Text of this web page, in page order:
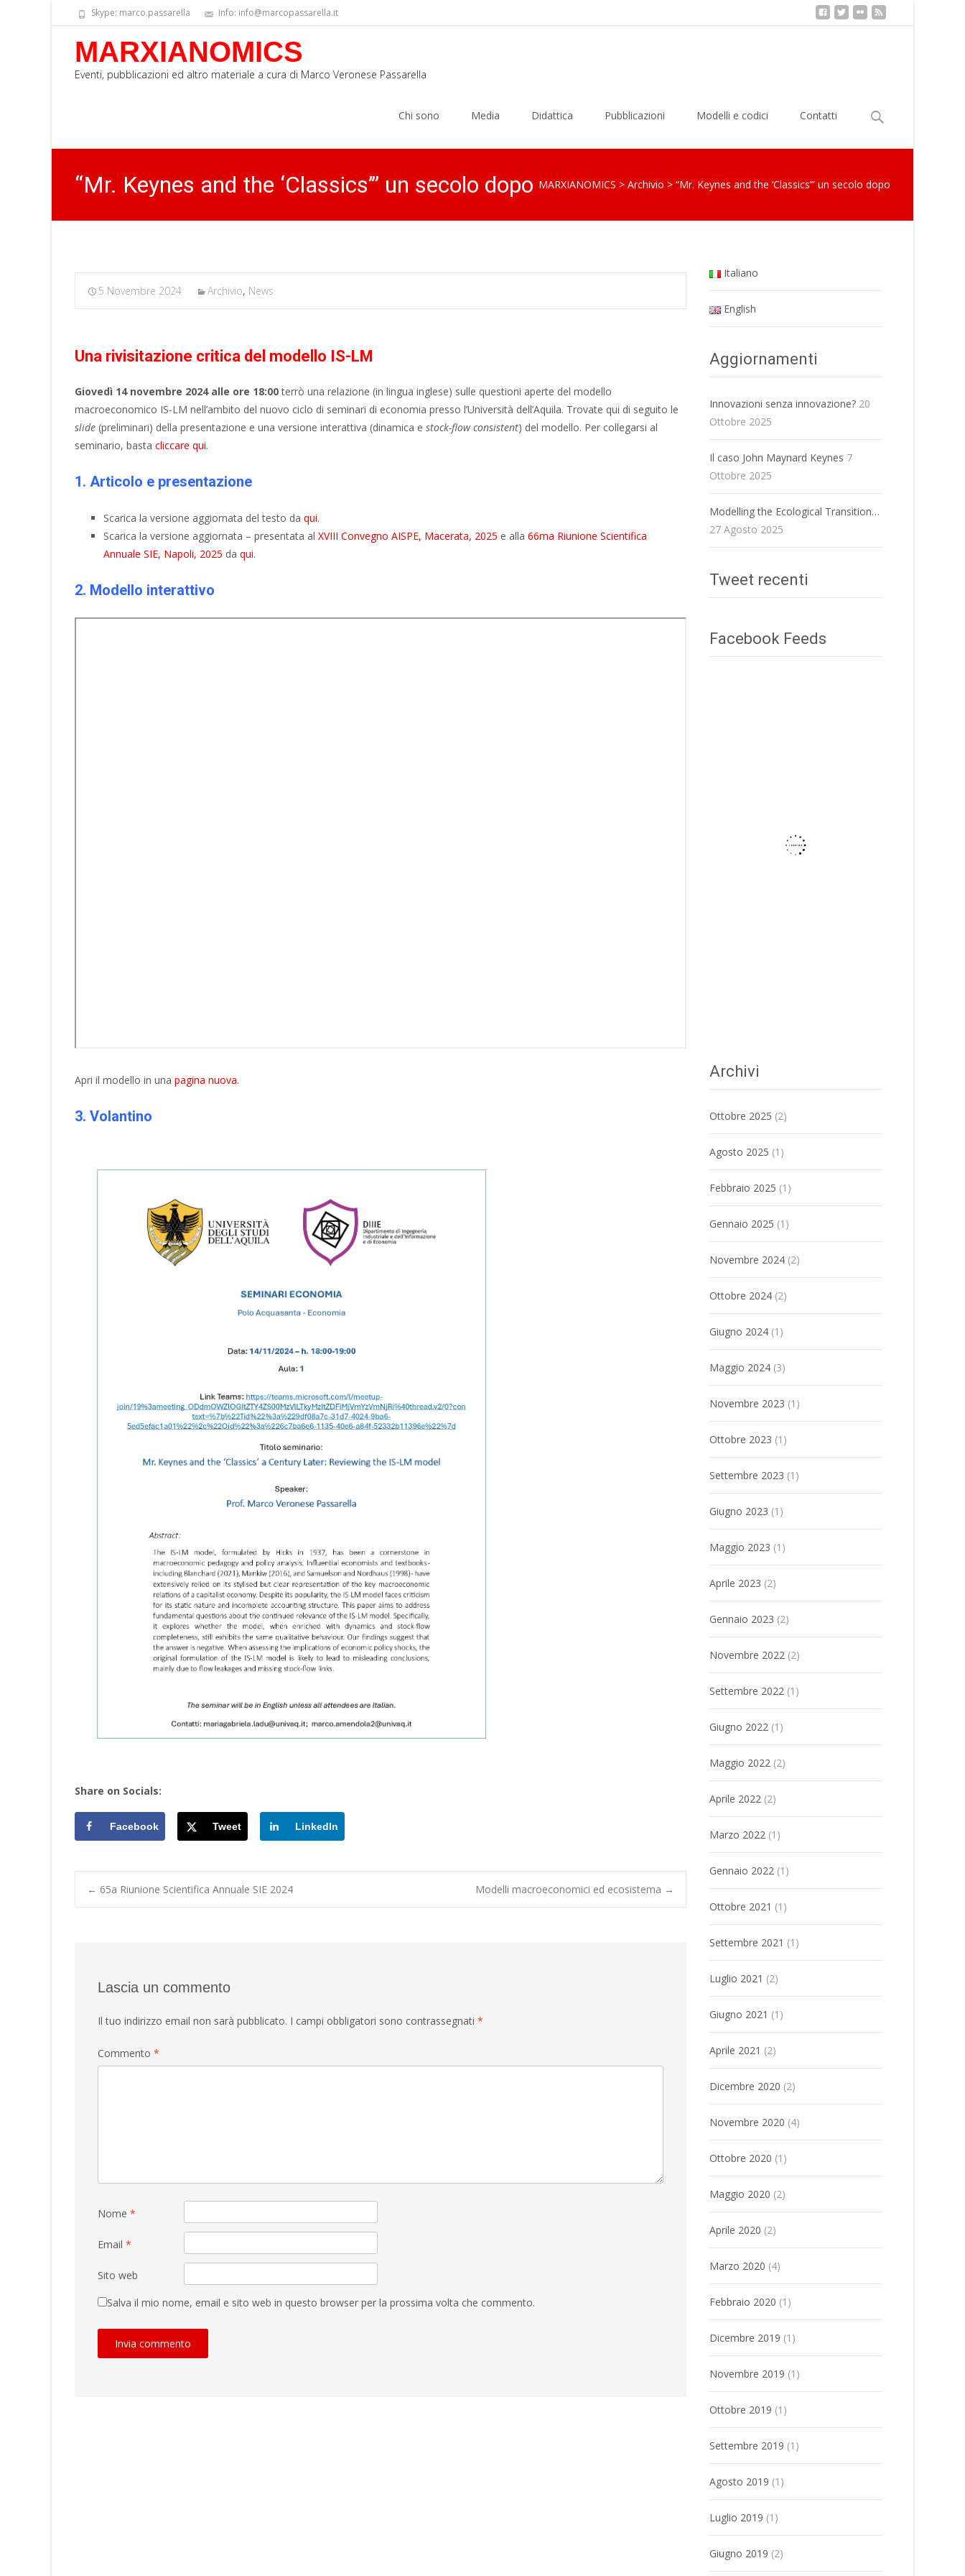
Skype: marco.passarella Info: info@marcopassarella.it
MARXIANOMICS
Eventi, pubblicazioni ed altro materiale a cura di Marco Veronese Passarella
Chi sono Media Didattica Pubblicazioni Modelli e codici Contatti
Ricerca
“Mr. Keynes and the ‘Classics’” un secolo dopo MARXIANOMICS > Archivio > “Mr. Keynes and the ‘Classics’” un secolo dopo
5 Novembre 2024 Archivio, News
Una rivisitazione critica del modello IS-LM
Giovedì 14 novembre 2024 alle ore 18:00terrò una relazione (in lingua inglese) sulle questioni aperte del modello
macroeconomico IS-LM nell’ambito del nuovo ciclo di seminari di economia presso l’Università dell’Aquila. Trovate qui di seguito le
slide (preliminari) della presentazione e una versione interattiva (dinamica e stock-flow consistent) del modello. Per collegarsi al
seminario, basta cliccare qui.
1. Articolo e presentazione
Scarica la versione aggiornata del testo da qui.
Scarica la versione aggiornata – presentata al XVIII Convegno AISPE, Macerata, 2025 e alla 66ma Riunione Scientifica
Annuale SIE, Napoli, 2025 da qui.
2. Modello interattivo
Apri il modello in una pagina nuova.
3. Volantino
Share on Socials:
Facebook Tweet LinkedIn
Post
← 65a Riunione Scientifica Annuale SIE 2024 Modelli macroeconomici ed ecosistema →
Lascia un commento
Il tuo indirizzo email non sarà pubblicato. I campi obbligatori sono contrassegnati *
Commento *
Nome *
Email *
Sito web
Salva il mio nome, email e sito web in questo browser per la prossima volta che commento.
Italiano
English
Aggiornamenti
Innovazioni senza innovazione? 20
Ottobre 2025
Il caso John Maynard Keynes 7
Ottobre 2025
Modelling the Ecological Transition…
27 Agosto 2025
Tweet recenti
Facebook Feeds
Archivi
Ottobre 2025 (2)
Agosto 2025 (1)
Febbraio 2025 (1)
Gennaio 2025 (1)
Novembre 2024 (2)
Ottobre 2024 (2)
Giugno 2024 (1)
Maggio 2024 (3)
Novembre 2023 (1)
Ottobre 2023 (1)
Settembre 2023 (1)
Giugno 2023 (1)
Maggio 2023 (1)
Aprile 2023 (2)
Gennaio 2023 (2)
Novembre 2022 (2)
Settembre 2022 (1)
Giugno 2022 (1)
Maggio 2022 (2)
Aprile 2022 (2)
Marzo 2022 (1)
Gennaio 2022 (1)
Ottobre 2021 (1)
Settembre 2021 (1)
Luglio 2021 (2)
Giugno 2021 (1)
Aprile 2021 (2)
Dicembre 2020 (2)
Novembre 2020 (4)
Ottobre 2020 (1)
Maggio 2020 (2)
Aprile 2020 (2)
Marzo 2020 (4)
Febbraio 2020 (1)
Dicembre 2019 (1)
Novembre 2019 (1)
Ottobre 2019 (1)
Settembre 2019 (1)
Agosto 2019 (1)
Luglio 2019 (1)
Giugno 2019 (2)